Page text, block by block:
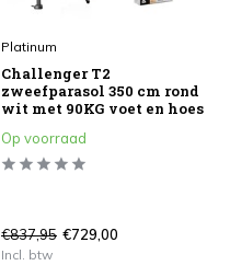
Platinum
Challenger T2
zweefparasol 350 cm rond
wit met 90KG voet en hoes
Op voorraad
€837,95 €729,00
Incl. btw